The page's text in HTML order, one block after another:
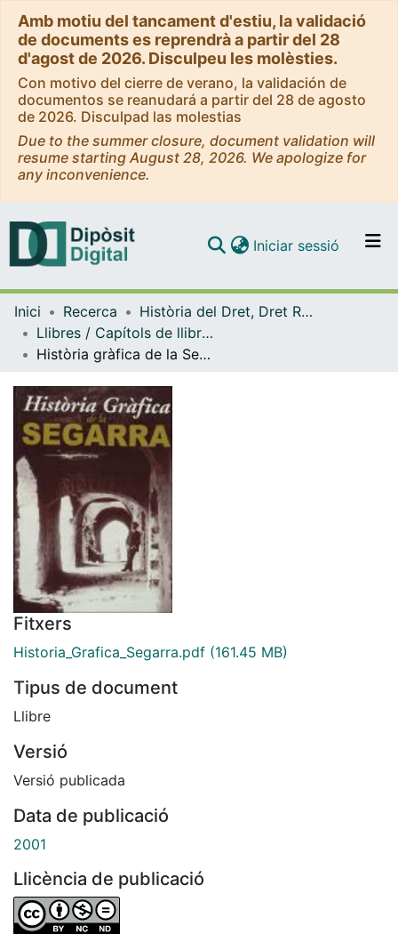
Amb motiu del tancament d'estiu, la validació
de documents es reprendrà a partir del 28
d'agost de 2026. Disculpeu les molèsties.
Con motivo del cierre de verano, la validación de
documentos se reanudará a partir del 28 de agosto
de 2026. Disculpad las molestias
Due to the summer closure, document validation will
resume starting August 28, 2026. We apologize for
any inconvenience.
Navega per tot el DD
Com publicar
Iniciar sessió (current)
Inici Recerca
Història del Dret, Dret Romà i Dret Eclesiàstic de l'Estat
Llibres / Capítols de llibre (Història del Dret, Dret Romà i Dret Eclesiàstic de l'Estat)
Història gràfica de la Segarra
Fitxers
Historia_Grafica_Segarra.pdf (161.45 MB)
Tipus de document
Llibre
Versió
Versió publicada
Data de publicació
2001
Llicència de publicació